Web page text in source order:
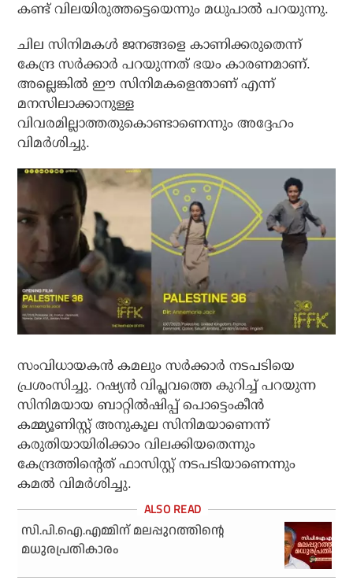
കണ്ട് വിലയിരുത്തട്ടെയെന്നും മധുപാല്‍ പറയുന്നു.
ചില സിനിമകള്‍ ജനങ്ങളെ കാണിക്കരുതെന്ന്
കേന്ദ്ര സര്‍ക്കാര്‍ പറയുന്നത് ഭയം കാരണമാണ്.
അല്ലെങ്കില്‍ ഈ സിനിമകളെന്താണ് എന്ന്
മനസിലാക്കാനുള്ള
വിവരമില്ലാത്തതുകൊണ്ടാണെന്നും അദ്ദേഹം
വിമര്‍ശിച്ചു.
സംവിധായകന്‍ കമലും സര്‍ക്കാര്‍ നടപടിയെ
പ്രശംസിച്ചു. റഷ്യന്‍ വിപ്ലവത്തെ കുറിച്ച് പറയുന്ന
സിനിമയായ ബാറ്റില്‍ഷിപ്പ് പൊട്ടെംകീന്‍
കമ്മ്യൂണിസ്റ്റ് അനുകൂല സിനിമയാണെന്ന്
കരുതിയായിരിക്കാം വിലക്കിയതെന്നും
കേന്ദ്രത്തിന്റെത് ഫാസിസ്റ്റ് നടപടിയാണെന്നും
കമല്‍ വിമര്‍ശിച്ചു.
സി.പി.ഐ.എമ്മിന് മലപ്പുറത്തിന്റെ
മധുരപ്രതികാരം